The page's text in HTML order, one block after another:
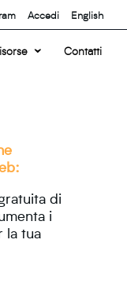
Accedi English
Contatti
di
i
la tua